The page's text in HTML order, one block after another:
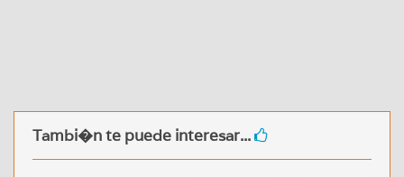
Tambi�n te puede interesar...